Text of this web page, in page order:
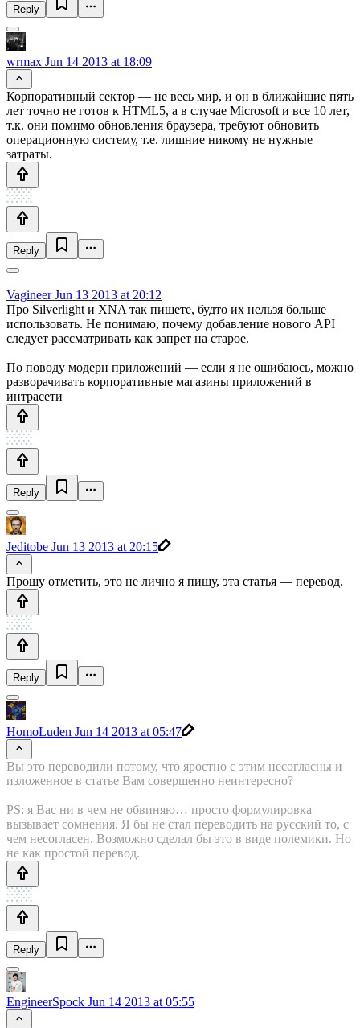
Reply
wrmax Jun 14 2013 at 18:09
Корпоративный сектор — не весь мир, и он в ближайшие пять
лет точно не готов к HTML5, а в случае Microsoft и все 10 лет,
т.к. они помимо обновления браузера, требуют обновить
операционную систему, т.е. лишние никому не нужные
затраты.
Reply
VagineerJun 13 2013 at 20:12
Про Silverlight и XNA так пишете, будто их нельзя больше
использовать. Не понимаю, почему добавление нового API
следует рассматривать как запрет на старое.
По поводу модерн приложений — если я не ошибаюсь, можно
разворачивать корпоративные магазины приложений в
интрасети
Reply
Jeditobe Jun 13 2013 at 20:15
Прошу отметить, это не лично я пишу, эта статья — перевод.
Reply
HomoLuden Jun 14 2013 at 05:47
Вы это переводили потому, что яростно с этим несогласны и
изложенное в статье Вам совершенно неинтересно?
PS: я Вас ни в чем не обвиняю… просто формулировка
вызывает сомнения. Я бы не стал переводить на русский то, с
чем несогласен. Возможно сделал бы это в виде полемики. Но
не как простой перевод.
Reply
EngineerSpock Jun 14 2013 at 05:55